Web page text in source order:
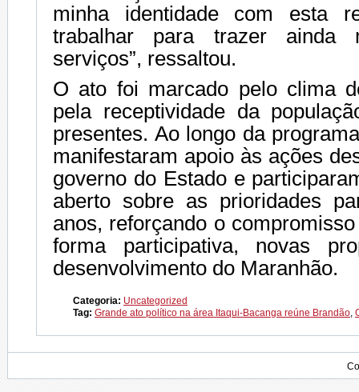
minha identidade com esta
trabalhar para trazer ainda
serviços”, ressaltou.
O ato foi marcado pelo clima
pela receptividade da
presentes. Ao longo da
manifestaram apoio às ações
governo do Estado e
aberto sobre as prioridades
anos, reforçando o
forma participativa, novas
desenvolvimento do Maranhão.
Categoria: Uncategorized
Tag: Grande ato político na área Itaqui-Bacanga reúne Brandão,